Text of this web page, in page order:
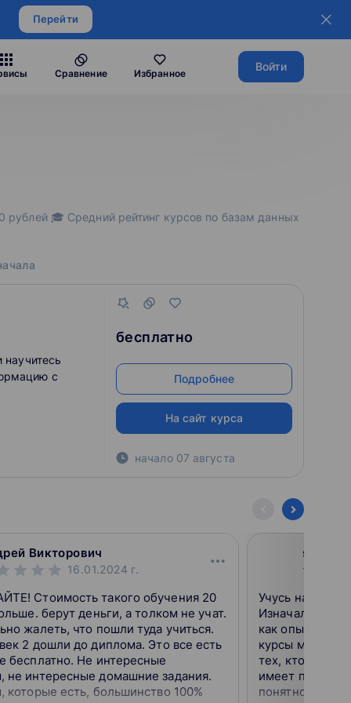
Перейти
Сравнение Избранное
Войти
рублей 🎓 Средний рейтинг курсов по базам данных
научитесь
с
бесплатно
Подробнее
На сайт курса
начало 07 августа
Викторович
16.01.2024 г.
Стоимость такого обучения 20
берут деньги, а толком не учат.
жалеть, что пошли туда учиться.
2 дошли до диплома. Это все есть
бесплатно. Не интересные
не интересные домашние задания.
которые есть, большинство 100%
sergey
Учусь на
Изначально,
как опыт
курсы можно
тех, кто хочет
имеет
понятно одно,